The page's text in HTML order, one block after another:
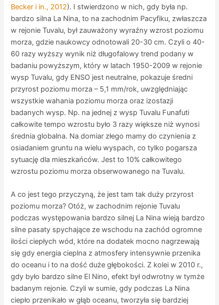
Becker i in., 2012). I stwierdzono w nich, gdy była np.
bardzo silna La Nina, to na zachodnim Pacyfiku, zwłaszcza
w rejonie Tuvalu, był zauważony wyraźny wzrost poziomu
morza, gdzie naukowcy odnotowali 20-30 cm. Czyli o 40-
60 razy wyższy wynik niż długofalowy trend podany w
badaniu powyższym, który w latach 1950-2009 w rejonie
wysp Tuvalu, gdy ENSO jest neutralne, pokazuje średni
przyrost poziomu morza – 5,1 mm/rok, uwzględniając
wszystkie wahania poziomu morza oraz izostazji
badanych wysp. Np. na jednej z wysp Tuvalu Funafuti
całkowite tempo wzrostu było 3 razy większe niż wynosi
średnia globalna. Na domiar złego mamy do czynienia z
osiadaniem gruntu na wielu wyspach, co tylko pogarsza
sytuację dla mieszkańców. Jest to 10% całkowitego
wzrostu poziomu morza obserwowanego na Tuvalu.
A co jest tego przyczyną, że jest tam tak duży przyrost
poziomu morza? Otóż, w zachodnim rejonie Tuvalu
podczas występowania bardzo silnej La Nina wieją bardzo
silne pasaty spychające ze wschodu na zachód ogromne
ilości ciepłych wód, które na dodatek mocno nagrzewają
się gdy energia cieplna z atmosfery intensywnie przenika
do oceanu i to na dość duże głębokości. Z kolei w 2010 r.,
gdy było bardzo silne El Nino, efekt był odwrotny w tymże
badanym rejonie. Czyli w sumie, gdy podczas La Nina
ciepło przenikało w głąb oceanu, tworzyła się bardziej